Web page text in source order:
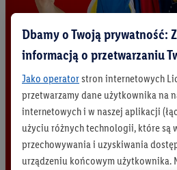
Dbamy o Twoją prywatność:
informacją o przetwarzaniu
Jako operatorstron internetowych
przetwarzamy dane użytkownika na
internetowych i w naszej aplikacji
użyciu różnych technologii, które są
przechowywania i uzyskiwania
urządzeniu końcowym użytkownika.